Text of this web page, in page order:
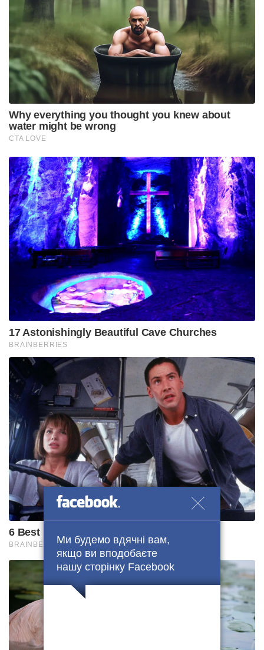
Ми будемо вдячні вам,
якщо ви вподобаєте
нашу сторінку Facebook